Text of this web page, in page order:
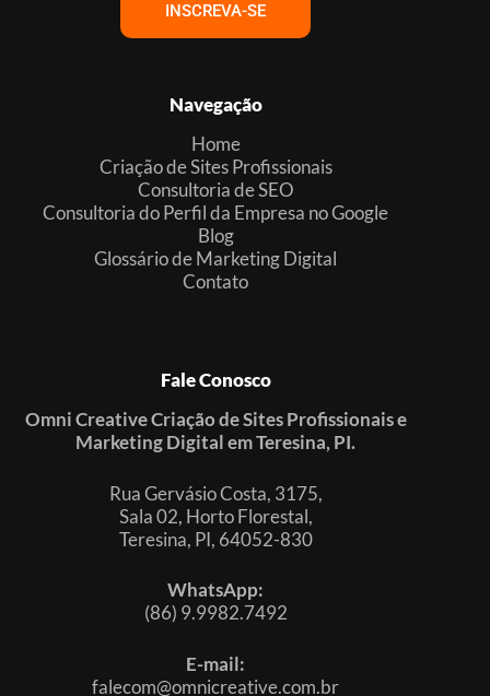
INSCREVA-SE
Navegação
Home
Criação de Sites Profissionais
Consultoria de SEO
Consultoria do Perfil da Empresa no Google
Blog
Glossário de Marketing Digital
Contato
Fale Conosco
Omni Creative Criação de Sites Profissionais e
Marketing Digital em Teresina, PI.
Rua Gervásio Costa, 3175,
Sala 02, Horto Florestal,
Teresina, PI, 64052-830
WhatsApp:
(86) 9.9982.7492
E-mail:
falecom@omnicreative.com.br